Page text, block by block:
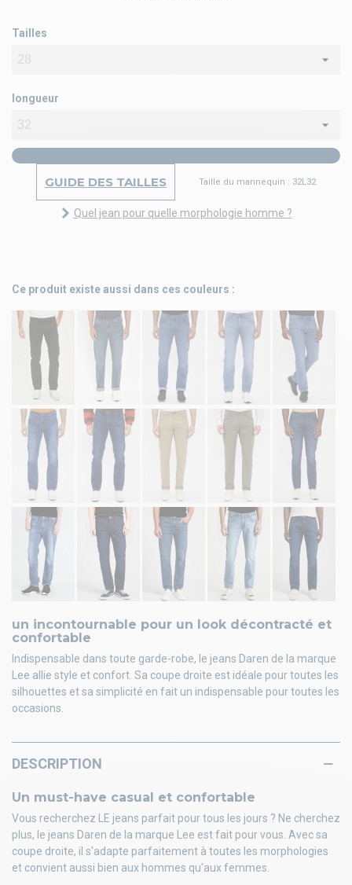
un incontournable pour un look décontracté et
confortable
Indispensable dans toute garde-robe, le jeans Daren de la marque
Lee allie style et confort. Sa coupe droite est idéale pour toutes les
silhouettes et sa simplicité en fait un indispensable pour toutes les
occasions.
Tailles
longueur
GUIDE DES TAILLES Taille du mannequin : 32L32
Quel jean pour quelle morphologie homme ?
Ce produit existe aussi dans ces couleurs :
DESCRIPTION
Un must-have casual et confortable
Vous recherchez LE jeans parfait pour tous les jours ? Ne cherchez
plus, le jeans Daren de la marque Lee est fait pour vous. Avec sa
coupe droite, il s'adapte parfaitement à toutes les morphologies
et convient aussi bien aux hommes qu'aux femmes.